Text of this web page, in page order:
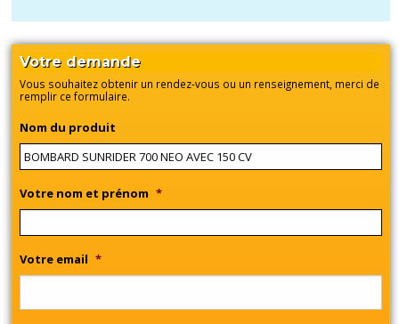
Votre demande
Vous souhaitez obtenir un rendez-vous ou un renseignement, merci de
remplir ce formulaire.
Nom du produit
Votre nom et prénom *
Votre email *